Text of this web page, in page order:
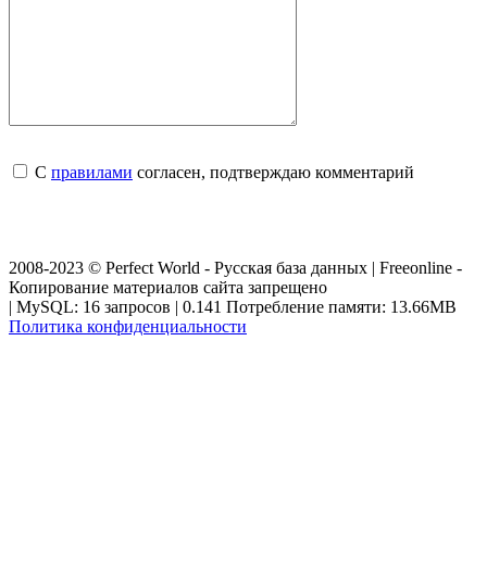
С правилами согласен, подтверждаю комментарий
2008-2023 © Perfect World - Русская база данных | Freeonline -
Копирование материалов сайта запрещено
| MySQL: 16 запросов | 0.141 Потребление памяти: 13.66MB
Политика конфиденциальности